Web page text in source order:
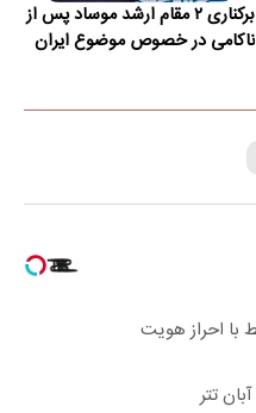
برکناری ۲ مقام ارشد موساد پس از
ناکامی در خصوص موضوع ایران